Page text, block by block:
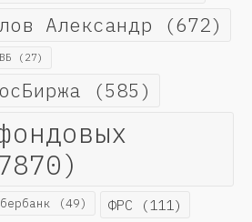
Александр (672)
(27)
(585)
(49) ФРС (111)